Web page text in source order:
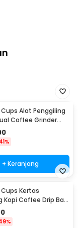
Alat Penggiling
Coffee Grinder
41%
+ Keranjang
Kertas
Kopi Coffee Drip Bag
50PCS - T111